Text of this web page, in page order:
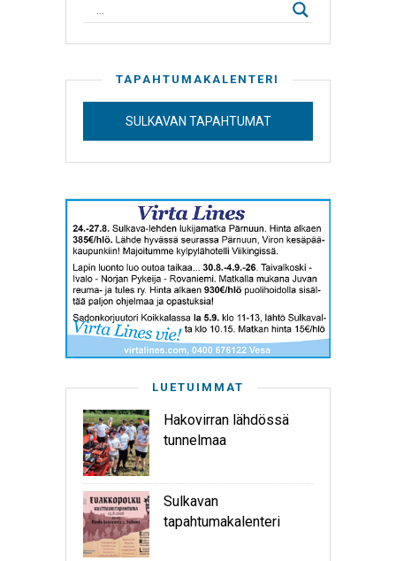
TAPAHTUMAKALENTERI
SULKAVAN TAPAHTUMAT
LUETUIMMAT
Hakovirran lähdössä
tunnelmaa
Sulkavan
tapahtumakalenteri